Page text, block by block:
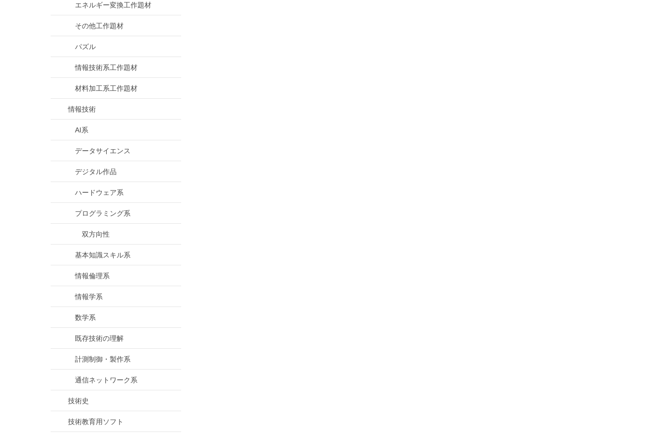
エネルギー変換工作題材
その他工作題材
パズル
情報技術系工作題材
材料加工系工作題材
情報技術
AI系
データサイエンス
デジタル作品
ハードウェア系
プログラミング系
双方向性
基本知識スキル系
情報倫理系
情報学系
数学系
既存技術の理解
計測制御・製作系
通信ネットワーク系
技術史
技術教育用ソフト